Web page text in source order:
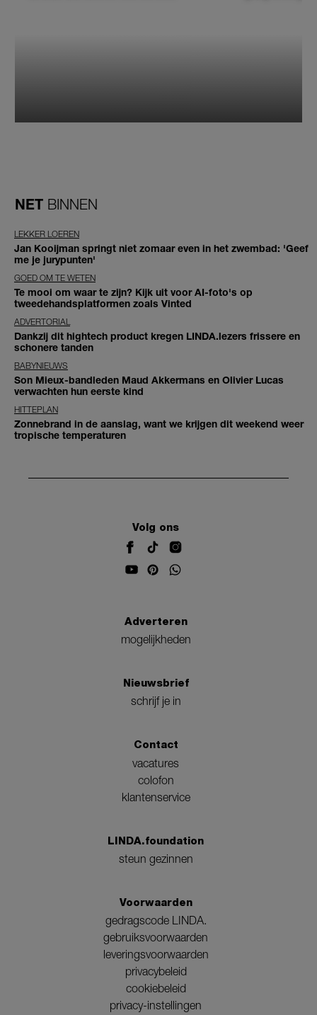
NET BINNEN
LEKKER LOEREN
Jan Kooijman springt niet zomaar even in het zwembad: 'Geef
me je jurypunten'
GOED OM TE WETEN
Te mooi om waar te zijn? Kijk uit voor AI-foto's op
tweedehandsplatformen zoals Vinted
ADVERTORIAL
Dankzij dit hightech product kregen LINDA.lezers frissere en
schonere tanden
BABYNIEUWS
Son Mieux-bandleden Maud Akkermans en Olivier Lucas
verwachten hun eerste kind
HITTEPLAN
Zonnebrand in de aanslag, want we krijgen dit weekend weer
tropische temperaturen
Volg ons
Adverteren
mogelijkheden
Nieuwsbrief
schrijf je in
Contact
vacatures
colofon
klantenservice
LINDA.foundation
steun gezinnen
Voorwaarden
gedragscode LINDA.
gebruiksvoorwaarden
leveringsvoorwaarden
privacybeleid
cookiebeleid
privacy-instellingen